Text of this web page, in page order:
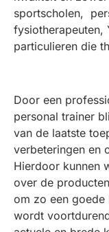
sportscholen,
fysiotherapeuten,
particulieren die
Door een
personal trainer
van de laatste
verbeteringen en
Hierdoor kunnen
over de
om zo een
wordt